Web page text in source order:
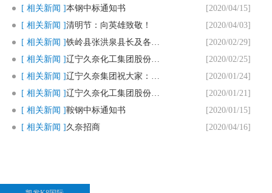
[ 相关新闻 ]本钢中标通知书
[2020/04/15]
[ 相关新闻 ]清明节：向英雄致敬！
[2020/04/03]
[ 相关新闻 ]
[2020/02/29]
[ 相关新闻 ]
[2020/02/25]
[ 相关新闻 ]
[2020/01/24]
[ 相关新闻 ]
[2020/01/21]
[ 相关新闻 ]鞍钢中标通知书
[2020/01/15]
[ 相关新闻 ] 久奈招商 [2020/04/16]